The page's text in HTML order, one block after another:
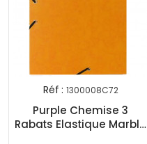
Réf : 1300008C72
Purple Chemise 3
Rabats Elastique Marble